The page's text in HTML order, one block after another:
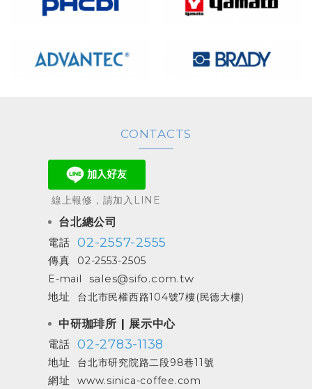
CONTACTS
線上報修，請加入LINE
台北總公司
電話 02-2557-2555
傳真
02-2553-2505
E-mail
sales@sifo.com.tw
地址
台北市民權西路104號7樓(民德大樓)
中研珈琲所 | 展示中心
電話 02-2783-1138
地址 台北市研究院路二段98巷11號
網址 www.sinica-coffee.com